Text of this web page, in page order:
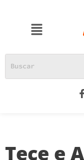
Tece e